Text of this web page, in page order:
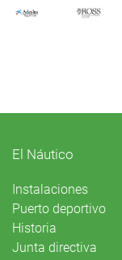
El Náutico
Instalaciones
Puerto deportivo
Historia
Junta directiva